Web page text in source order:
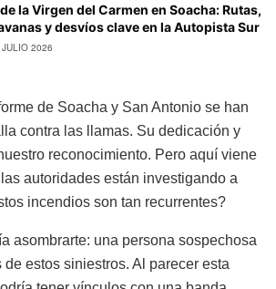
la Virgen del Carmen en Soacha: Rutas,
y desvíos clave en la Autopista Sur
JULIO 2026
de Soacha y San Antonio se han
contra las llamas. Su dedicación y
reconocimiento. Pero aquí viene
autoridades están investigando a
incendios son tan recurrentes?
asombrarte: una persona sospechosa
de estos siniestros. Al parecer esta